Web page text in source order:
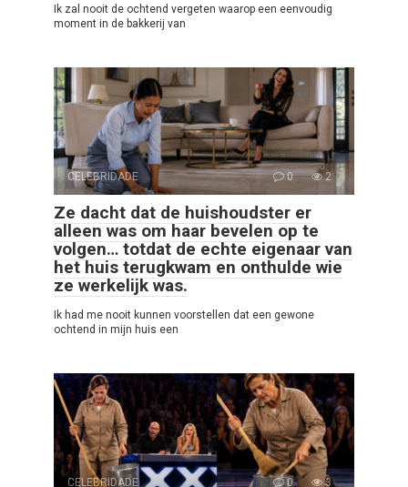
Ik zal nooit de ochtend vergeten waarop een eenvoudig
moment in de bakkerij van
CELEBRIDADE 0 2
Ze dacht dat de huishoudster er
alleen was om haar bevelen op te
volgen… totdat de echte eigenaar van
het huis terugkwam en onthulde wie
ze werkelijk was.
Ik had me nooit kunnen voorstellen dat een gewone
ochtend in mijn huis een
CELEBRIDADE 0 3